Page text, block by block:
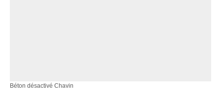
Béton désactivé Chavin